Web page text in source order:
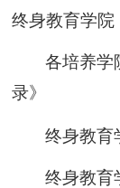
终身教育学院
各培养学
录》
终身教育
终身教育